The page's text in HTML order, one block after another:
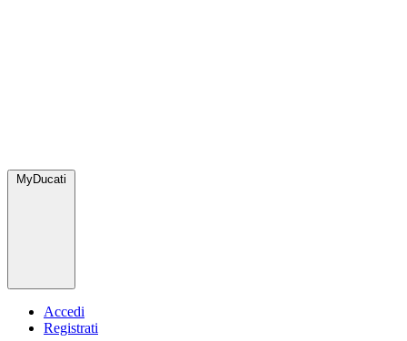
MyDucati
Accedi
Registrati